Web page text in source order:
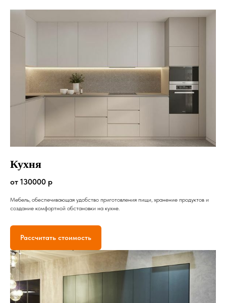
Кухня
от 130000 р
Мебель, обеспечивающая удобство приготовления пищи, хранение продуктов и
создание комфортной обстановки на кухне.
Рассчитать стоимость